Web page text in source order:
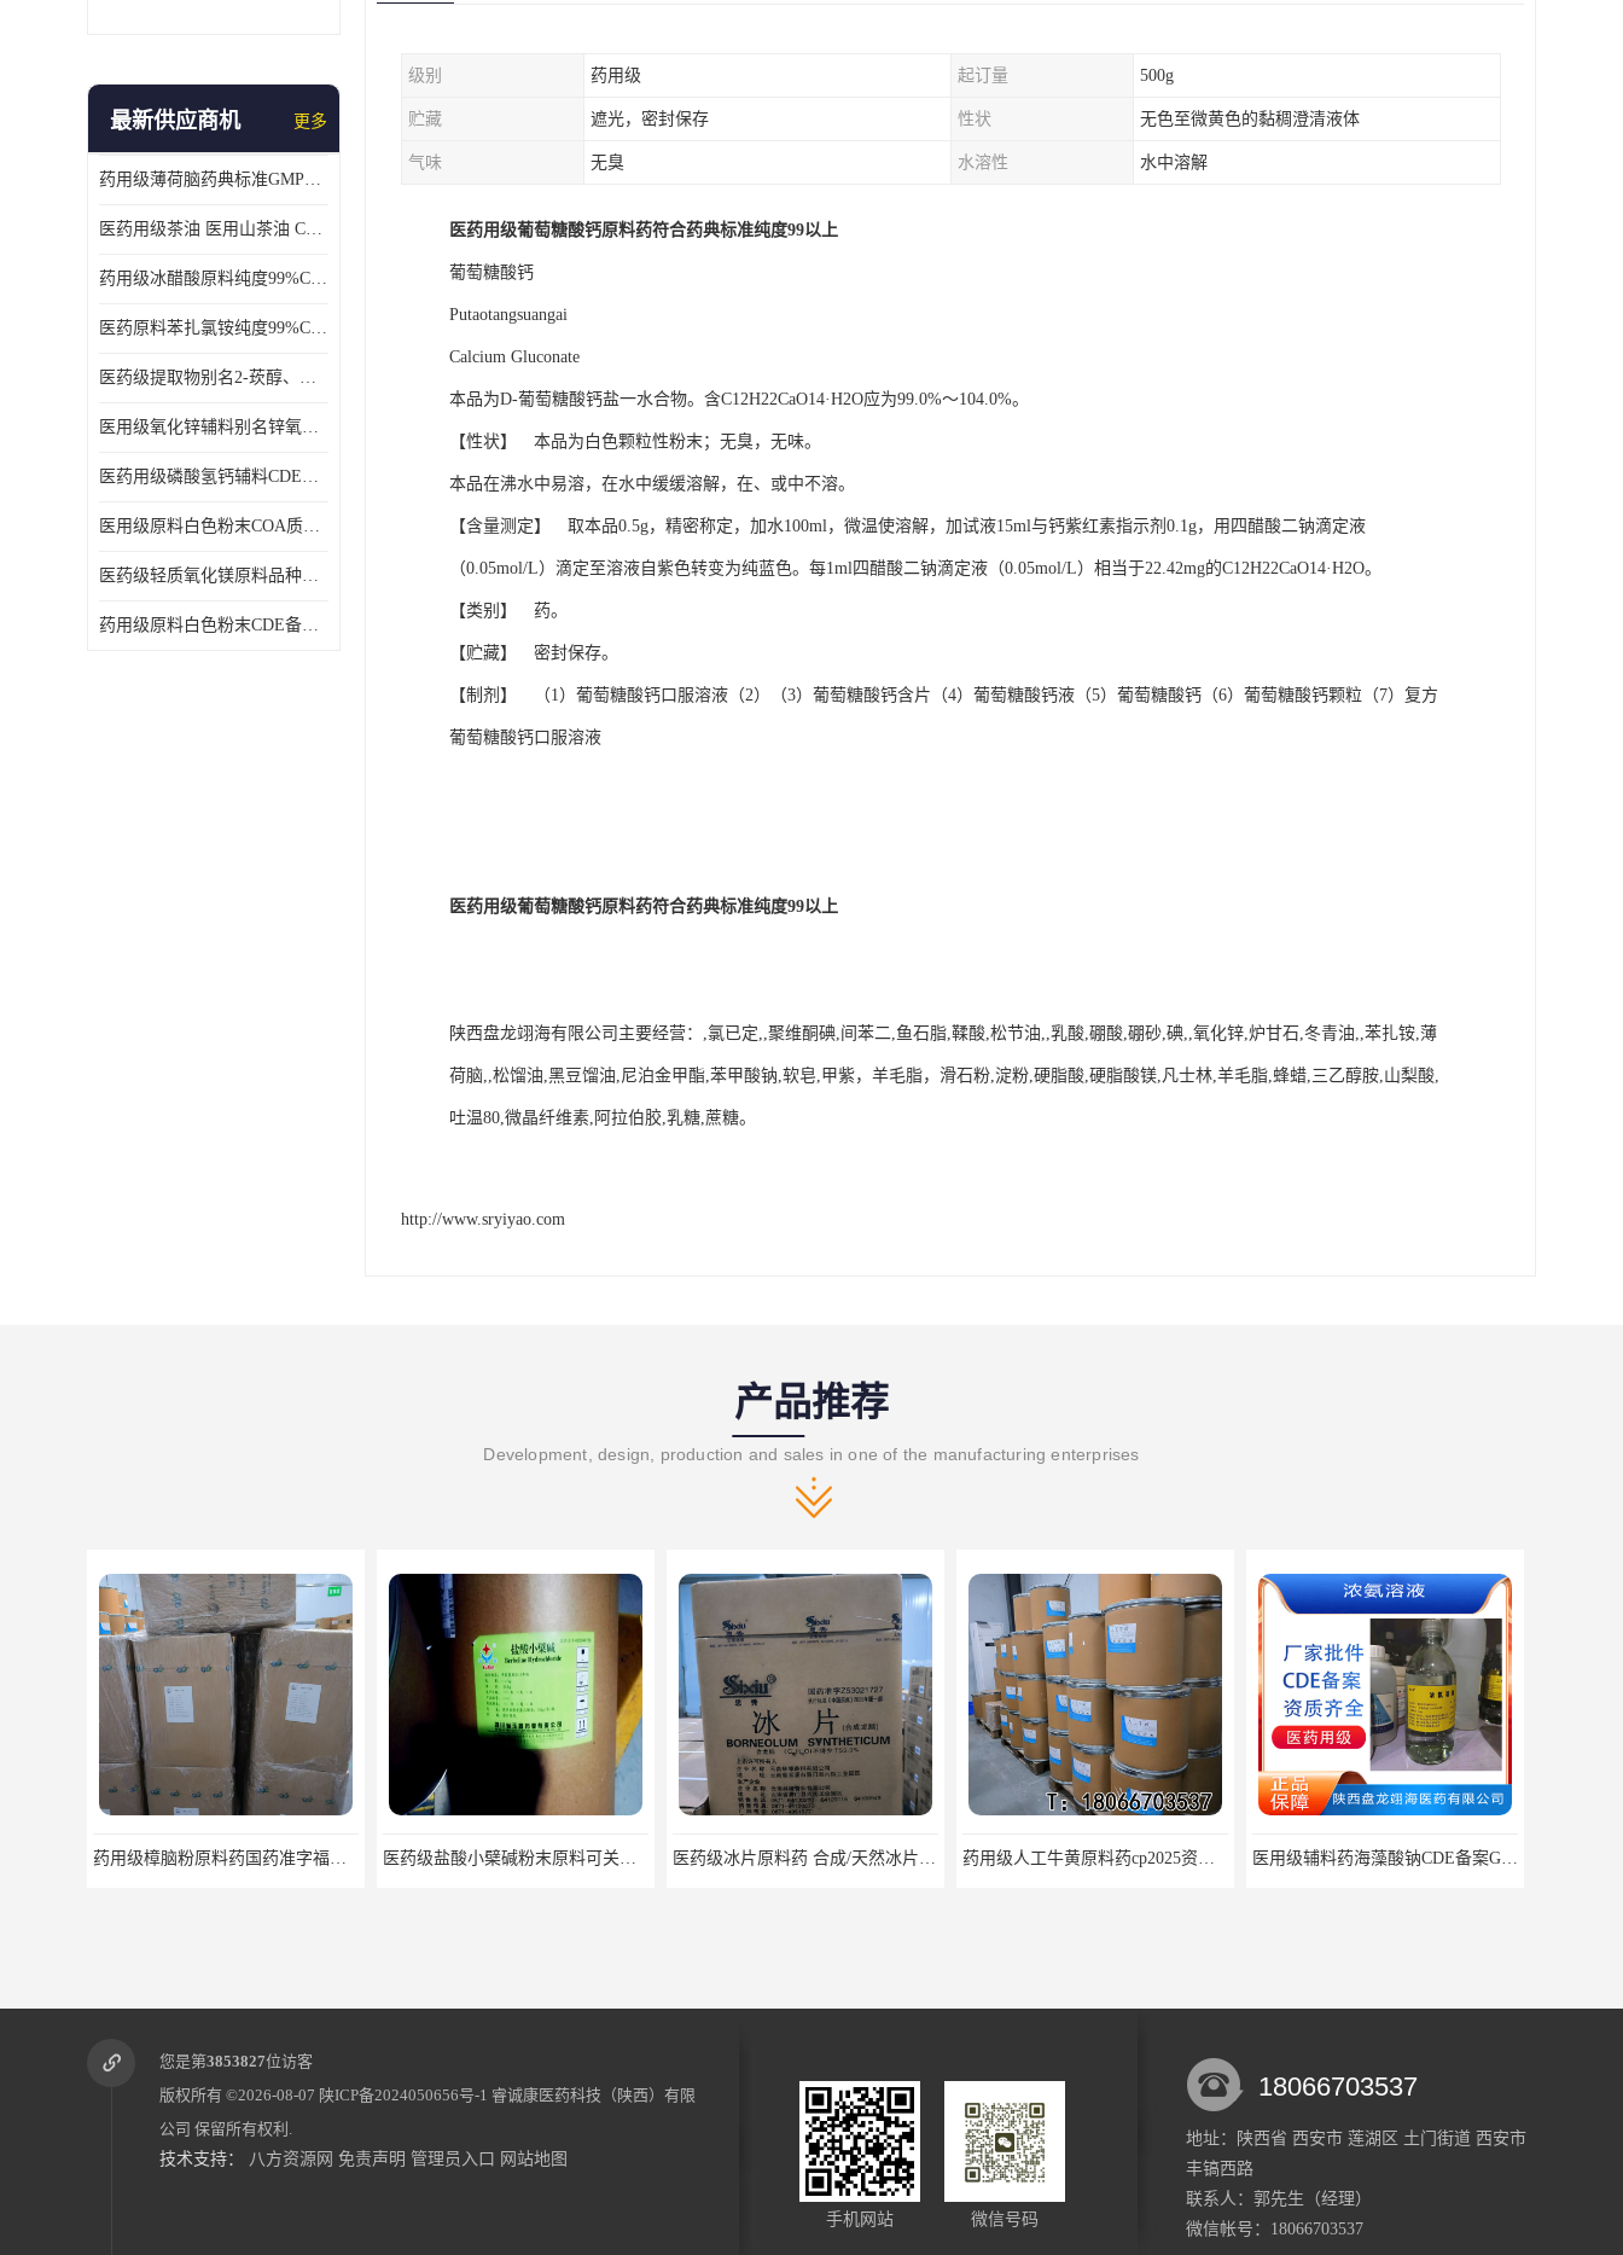
最新供应商机 更多
药用级薄荷脑药典标准GMP工厂
医药用级茶油 医用山茶油 COA质检 价格优 原料药
药用级冰醋酸原料纯度99%CDE备案COA质检
医药原料苯扎氯铵纯度99%CDE备案500g/瓶
医药级提取物别名2-莰醇、龙脑1kg/袋
医用级氧化锌辅料别名锌氧粉CDE备案cas1314-13-2
医药用级磷酸氢钙辅料CDE备案CAS7757-93-9
医用级原料白色粉末COA质检同行CAS113-92-8
医药级轻质氧化镁原料品种多 有 质量好GMP认证 CDE备案
药用级原料白色粉末CDE备案cas56-75-7
级别 药用级 起订量 500g
贮藏 遮光，密封保存 性状 无色至微黄色的黏稠澄清液体
气味 无臭 水溶性 水中溶解
医药用级葡萄糖酸钙原料药符合药典标准纯度99以上
葡萄糖酸钙
Putaotangsuangai
Calcium Gluconate
本品为D-葡萄糖酸钙盐一水合物。含C12H22CaO14·H2O应为99.0%～104.0%。
【性状】 本品为白色颗粒性粉末；无臭，无味。
本品在沸水中易溶，在水中缓缓溶解，在、或中不溶。
【含量测定】 取本品0.5g，精密称定，加水100ml，微温使溶解，加试液15ml与钙紫红素指示剂0.1g，用四醋酸二钠滴定液
（0.05mol/L）滴定至溶液自紫色转变为纯蓝色。每1ml四醋酸二钠滴定液（0.05mol/L）相当于22.42mg的C12H22CaO14·H2O。
【类别】 药。
【贮藏】 密封保存。
【制剂】 （1）葡萄糖酸钙口服溶液（2）（3）葡萄糖酸钙含片（4）葡萄糖酸钙液（5）葡萄糖酸钙（6）葡萄糖酸钙颗粒（7）复方
葡萄糖酸钙口服溶液
医药用级葡萄糖酸钙原料药符合药典标准纯度99以上
陕西盘龙翊海有限公司主要经营：,氯已定,,聚维酮碘,间苯二,鱼石脂,鞣酸,松节油,,乳酸,硼酸,硼砂,碘,,氧化锌,炉甘石,冬青油,,苯扎铵,薄
荷脑,,松馏油,黑豆馏油,尼泊金甲酯,苯甲酸钠,软皂,甲紫，羊毛脂，滑石粉,淀粉,硬脂酸,硬脂酸镁,凡士林,羊毛脂,蜂蜡,三乙醇胺,山梨酸,
吐温80,微晶纤维素,阿拉伯胶,乳糖,蔗糖。
http://www.sryiyao.com
产品推荐
Development, design, production and sales in one of the manufacturing enterprises
医药级盐酸小檗碱粉末原料可关联审评 医药级冰片原料药 合成/天然冰片药典标准原料 药用级人工牛黄原料药cp2025资质齐全 医用级辅料药海藻酸钠CDE备案GMP COA质检 药用级过氧化辅料25kg/桶 CDE备案CP20药典标准
药用级对羟基苯甲酸甲酯原料CDE备案纯度991kg起
您是第3853827位访客
版权所有 ©2026-08-07 陕ICP备2024050656号-1 睿诚康医药科技（陕西）有限
公司 保留所有权利.
技术支持： 八方资源网 免责声明 管理员入口 网站地图
手机网站 微信号码
18066703537
地址：陕西省 西安市 莲湖区 土门街道 西安市
丰镐西路
联系人：郭先生 （经理）
微信帐号：18066703537